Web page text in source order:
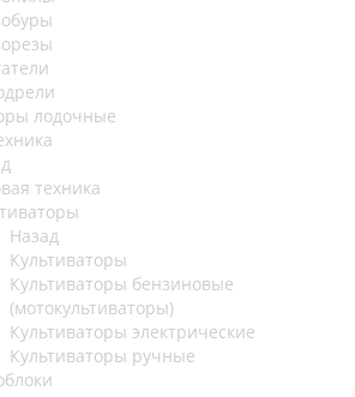
лодочные
техника
Назад
Культиваторы
Культиваторы бензиновые
(мотокультиваторы)
Культиваторы электрические
Культиваторы ручные